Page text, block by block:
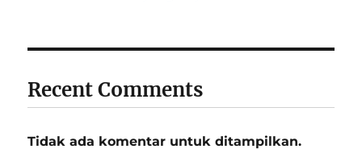
Recent Comments
Tidak ada komentar untuk ditampilkan.